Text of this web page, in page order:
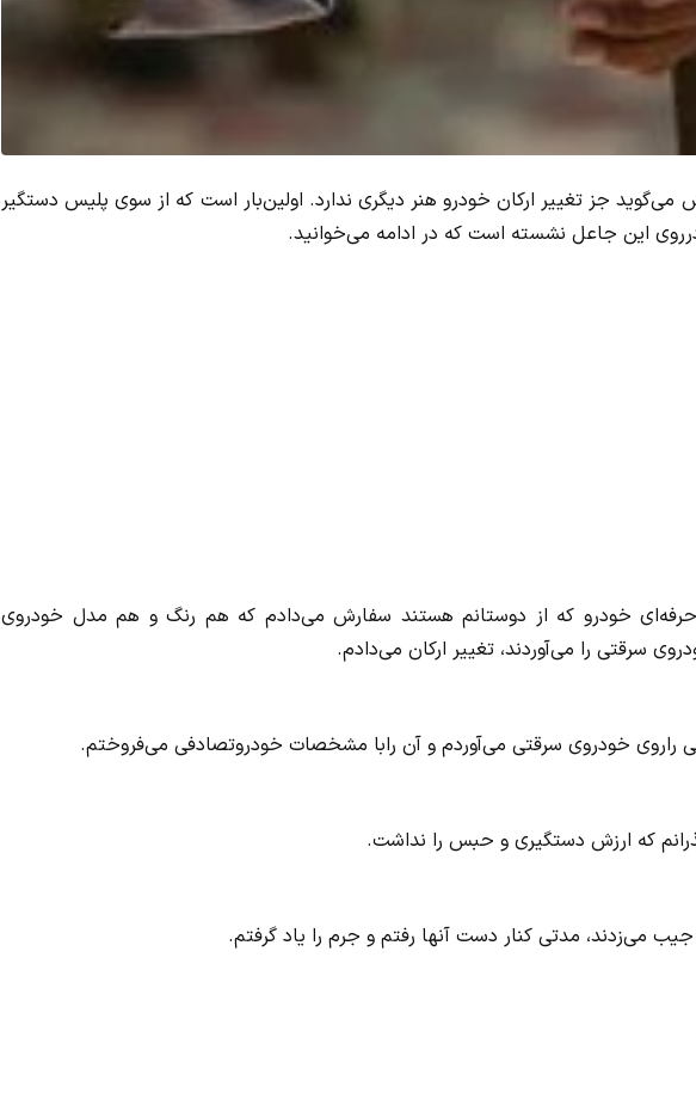
جز تغییر ارکان خودرو هنر دیگری ندارد. اولین‌بار است که از سوی پلیس دستگیر
این جاعل نشسته است که در ادامه می‌خوانید.
خودرو که از دوستانم هستند سفارش می‌دادم که هم رنگ و هم مدل خودروی
سرقتی را می‌آوردند، تغییر ارکان می‌دادم.
راروی خودروی سرقتی می‌آوردم و آن رابا مشخصات خودروتصادفی می‌فروختم.
که ارزش دستگیری و حبس را نداشت.
می‌زدند، مدتی کنار دست آنها رفتم و جرم را یاد گرفتم.